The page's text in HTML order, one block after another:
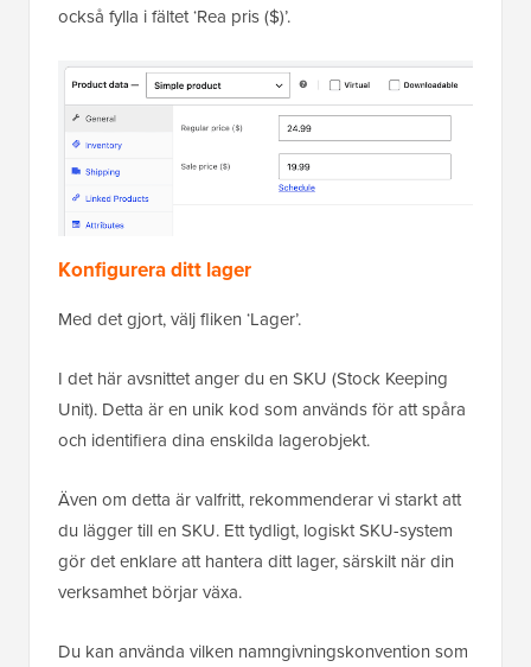
också fylla i fältet ‘Rea pris ($)’.
Konfigurera ditt lager
Med det gjort, välj fliken ‘Lager’.
I det här avsnittet anger du en SKU (Stock Keeping
Unit). Detta är en unik kod som används för att spåra
och identifiera dina enskilda lagerobjekt.
Även om detta är valfritt, rekommenderar vi starkt att
du lägger till en SKU. Ett tydligt, logiskt SKU-system
gör det enklare att hantera ditt lager, särskilt när din
verksamhet börjar växa.
Du kan använda vilken namngivningskonvention som